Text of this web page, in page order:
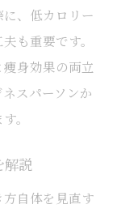
、低カロリー
も重要です。
身効果の両立
スパーソンか
。
解説
自体を見直す